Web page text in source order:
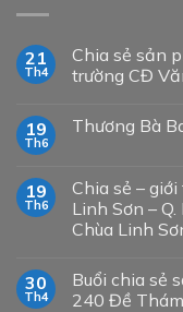
21
Th4
Chia sẻ sản
trường CĐ
19
Th6
Thương Bà
19
Th6
Chia sẻ –
Linh Sơn –
Chùa Linh
30
Th4
Buổi chia sẻ
240 Đề